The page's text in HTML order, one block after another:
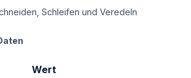
Schleifen und Veredeln
Wert